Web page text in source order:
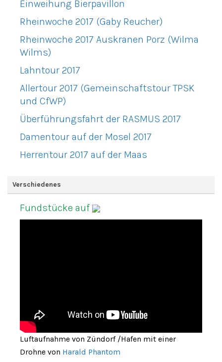
Einweihung Bierpavillon
Rheinwoche 2017 (Gaby Reucher)
Rheinwoche 2017 Auskranen Porz (Wilma
Wilms)
Lahntour 2017
Allertour 2017 (Gemeinschaftstour TPSK
und CfWP)
Überführungsfahrt der RASMUS 2017
Damentour auf der Mosel 2017
Herrentour 2017 auf der Maas
Verschiedenes
Fundstücke auf
Luftaufnahme von Zündorf /Hafen mit einer
Drohne von Harald Phantom